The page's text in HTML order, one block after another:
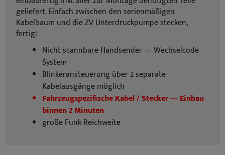
geliefert. Einfach zwischen den serienmäßigen
Kabelbaum und die ZV Unterdruckpumpe stecken,
fertig!
Nicht scannbare Handsender — Wechselcode
System
Blinkeransteuerung über 2 separate
Kabelausgänge möglich
Fahrzeugspezifische Kabel / Stecker — Einbau
binnen 2 Minuten
große Funk-Reichweite